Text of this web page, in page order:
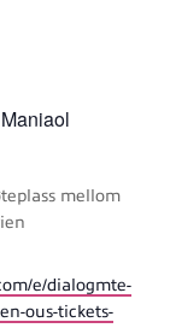
mellom
e/dialogmte-
ous-tickets-